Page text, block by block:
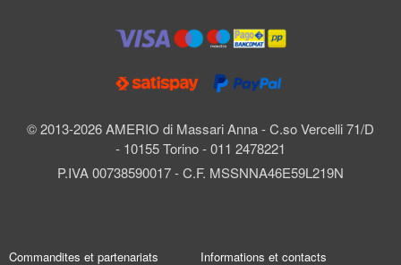
© 2013-2026 AMERIO di Massari Anna - C.so Vercelli 71/D
- 10155 Torino - 011 2478221
P.IVA 00738590017 - C.F. MSSNNA46E59L219N
Commandites et partenariats Informations et contacts